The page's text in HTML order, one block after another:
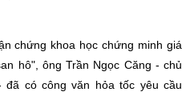
chứng khoa học chứng minh giá
hô", ông Trần Ngọc Căng - chủ
đã có công văn hỏa tốc yêu cầu